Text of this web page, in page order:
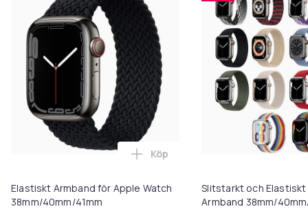
Elastiskt Armband för Apple Watch
38mm/40mm/41mm
Lägg till Elastiskt Armband för
Köp
Slitstarkt och Elastiskt
Armband 38mm/